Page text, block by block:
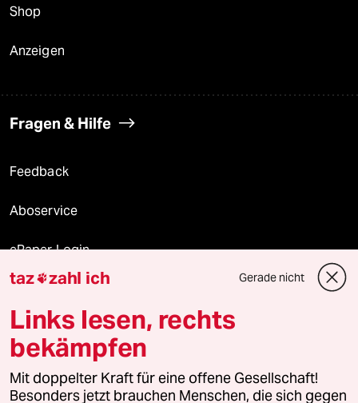
Shop
Anzeigen
Fragen & Hilfe
Feedback
Aboservice
ePaper Login
Downloads für Abonnierende
© 2026 taz Verlags und Vertriebs GmbH
Alle Rechte vorbehalten. Bei rechtlichen Fragen oder für Genehmigungen
wenden Sie sich bitte an
lizenzen@taz.de
taz zahl ich Gerade nicht
Links lesen, rechts
bekämpfen
Mit doppelter Kraft für eine offene Gesellschaft!
Besonders jetzt brauchen Menschen, die sich gegen